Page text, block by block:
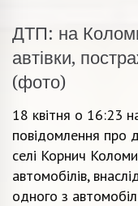
ДТП: на
автівки,
(фото)
18 квітня о 16:23
повідомлення про
селі Корнич
автомобілів,
одного з